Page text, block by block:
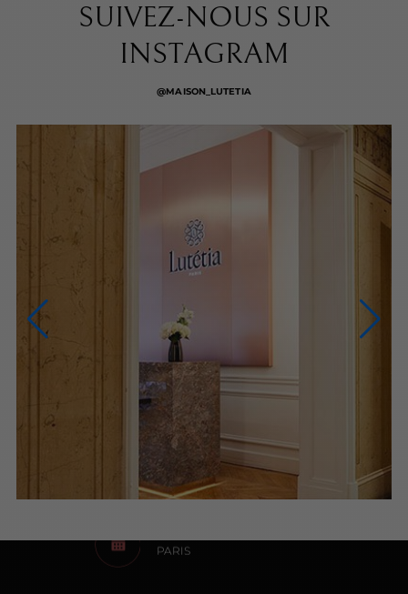
SUIVEZ-NOUS SUR
INSTAGRAM
@MAISON_LUTETIA
NOUS CONTACTER
NOUS APPELER
du lundi au samedi (9h-20h)
NOUS ÉCRIRE
PARIS